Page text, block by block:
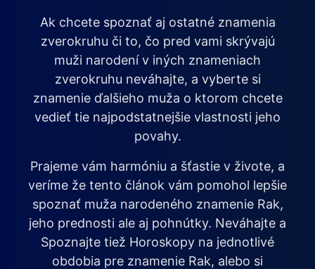
Ak chcete spoznať aj ostatné znamenia
zverokruhu či to, čo pred vami skrývajú
muži narodení v iných znameniach
zverokruhu neváhajte, a vyberte si
znamenie ďalšieho muža o ktorom chcete
vedieť tie najpodstatnejšie vlastnosti jeho
povahy.
Prajeme vám harmóniu a šťastie v živote, a
veríme že tento článok vám pomohol lepšie
spoznať muža narodeného znamenie Rak,
jeho prednosti ale aj pohnútky. Neváhajte a
Spoznajte tiež Horoskopy na jednotlivé
obdobia pre znamenie Rak, alebo si